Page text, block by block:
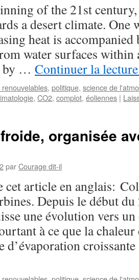
of the 21st
a desert climate. One
heat is
water surfaces
by … Continuer la
, politique, science de
, CO2, complot, éoliennes |
organisée
parCourage dit-il
cet article en anglais:
Depuis le début du
une évolution vers
à ce que la
d’évaporation